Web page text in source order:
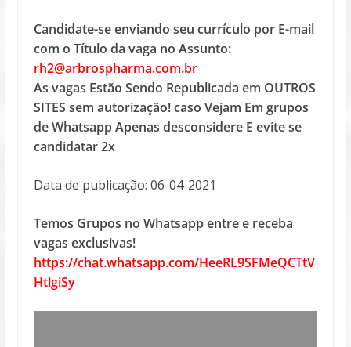
Candidate-se enviando seu currículo por E-mail
com o Título da vaga no Assunto:
rh2@arbrospharma.com.br
As vagas Estão Sendo Republicada em OUTROS
SITES sem autorização! caso Vejam Em grupos
de Whatsapp Apenas desconsidere E evite se
candidatar 2x
Data de publicação: 06-04-2021
Temos Grupos no Whatsapp entre e receba
vagas exclusivas!
https://chat.whatsapp.com/HeeRL9SFMeQCTtV
HtlgiSy